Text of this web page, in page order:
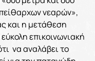
νεαρών»,
και η μετάθεση
επικοινωνιακή
να αναλάβει το